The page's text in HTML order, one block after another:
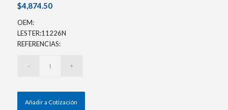
$4,874.50
OEM:
LESTER:11226N
REFERENCIAS:
Añadir a Cotización